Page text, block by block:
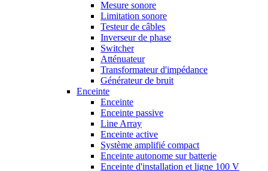
Mesure sonore
Limitation sonore
Testeur de câbles
Inverseur de phase
Switcher
Atténuateur
Transformateur d'impédance
Générateur de bruit
Enceinte
Enceinte
Enceinte passive
Line Array
Enceinte active
Système amplifié compact
Enceinte autonome sur batterie
Enceinte d'installation et ligne 100 V